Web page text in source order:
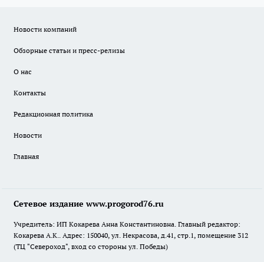
Новости компаний
Обзорные статьи и пресс-релизы
О нас
Контакты
Редакционная политика
Новости
Главная
Сетевое издание www.progorod76.ru
Учредитель: ИП Кокарева Анна Константиновна. Главный редактор:
Кокарева А.К.. Адрес: 150040, ул. Некрасова, д.41, стр.1, помещение 312
(ТЦ "Североход", вход со стороны ул. Победы)